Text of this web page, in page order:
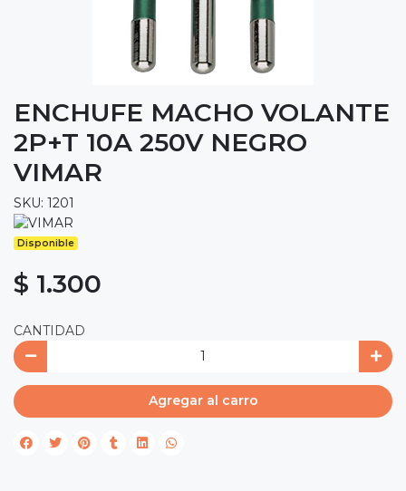
ENCHUFE MACHO VOLANTE
2P+T 10A 250V NEGRO
VIMAR
SKU: 1201
Disponible
$ 1.300
CANTIDAD
Agregar al carro